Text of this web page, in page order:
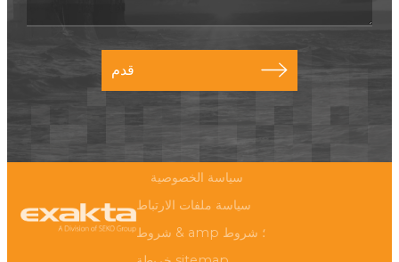
قدم
سياسة الخصوصية
سياسة ملفات الارتباط
شروط & amp ؛ شروط